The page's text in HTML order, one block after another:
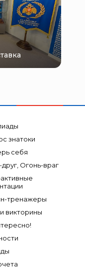
знатоки
себя
Огонь-враг
тренажеры
викторины